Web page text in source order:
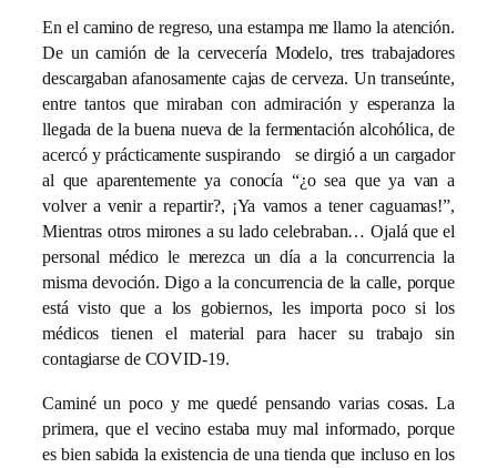
En el camino de regreso, una estampa me llamo la atención.
De un camión de la cervecería Modelo, tres trabajadores
descargaban afanosamente cajas de cerveza. Un transeúnte,
entre tantos que miraban con admiración y esperanza la
llegada de la buena nueva de la fermentación alcohólica, de
acercó y prácticamente suspirando se dirgió a un cargador
al que aparentemente ya conocía “¿o sea que ya van a
volver a venir a repartir?, ¡Ya vamos a tener caguamas!”,
Mientras otros mirones a su lado celebraban… Ojalá que el
personal médico le merezca un día a la concurrencia la
misma devoción. Digo a la concurrencia de la calle, porque
está visto que a los gobiernos, les importa poco si los
médicos tienen el material para hacer su trabajo sin
contagiarse de COVID-19.
Caminé un poco y me quedé pensando varias cosas. La
primera, que el vecino estaba muy mal informado, porque
es bien sabida la existencia de una tienda que incluso en los